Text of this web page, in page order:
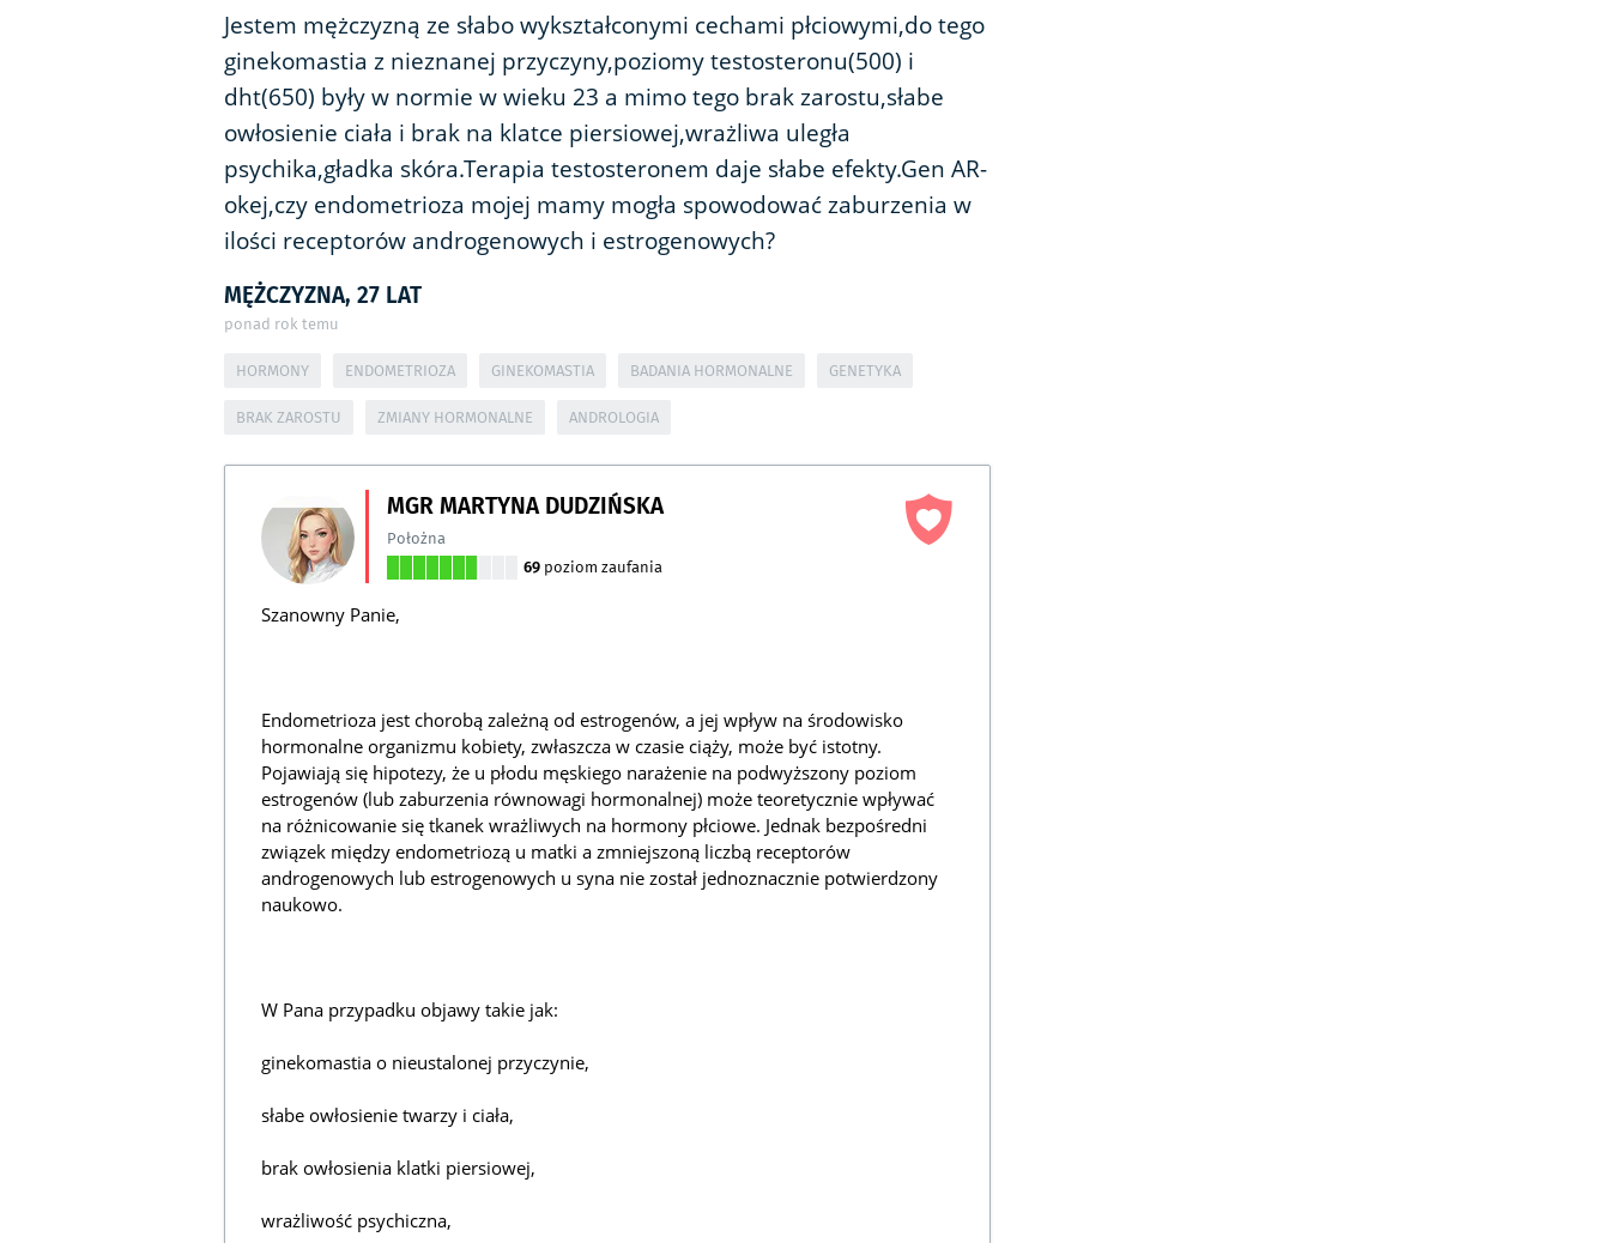
Jestem mężczyzną ze słabo wykształconymi cechami płciowymi,do tego
ginekomastia z nieznanej przyczyny,poziomy testosteronu(500) i
dht(650) były w normie w wieku 23 a mimo tego brak zarostu,słabe
owłosienie ciała i brak na klatce piersiowej,wrażliwa uległa
psychika,gładka skóra.Terapia testosteronem daje słabe efekty.Gen AR-
okej,czy endometrioza mojej mamy mogła spowodować zaburzenia w
ilości receptorów androgenowych i estrogenowych?
MĘŻCZYZNA, 27 LAT
ponad rok temu
HORMONY ENDOMETRIOZA GINEKOMASTIA BADANIA HORMONALNE GENETYKA
BRAK ZAROSTU ZMIANY HORMONALNE ANDROLOGIA
MGR MARTYNA DUDZIŃSKA
Położna
69 poziom zaufania
Szanowny Panie,
Endometrioza jest chorobą zależną od estrogenów, a jej wpływ na środowisko
hormonalne organizmu kobiety, zwłaszcza w czasie ciąży, może być istotny.
Pojawiają się hipotezy, że u płodu męskiego narażenie na podwyższony poziom
estrogenów (lub zaburzenia równowagi hormonalnej) może teoretycznie wpływać
na różnicowanie się tkanek wrażliwych na hormony płciowe. Jednak bezpośredni
związek między endometriozą u matki a zmniejszoną liczbą receptorów
androgenowych lub estrogenowych u syna nie został jednoznacznie potwierdzony
naukowo.
W Pana przypadku objawy takie jak:
ginekomastia o nieustalonej przyczynie,
słabe owłosienie twarzy i ciała,
brak owłosienia klatki piersiowej,
wrażliwość psychiczna,